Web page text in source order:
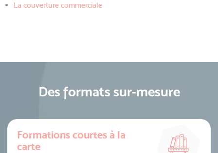
La couverture commerciale
Des formats sur-mesure
Formations courtes à la
carte